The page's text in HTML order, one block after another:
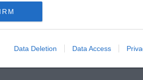
Data Deletion Data Access